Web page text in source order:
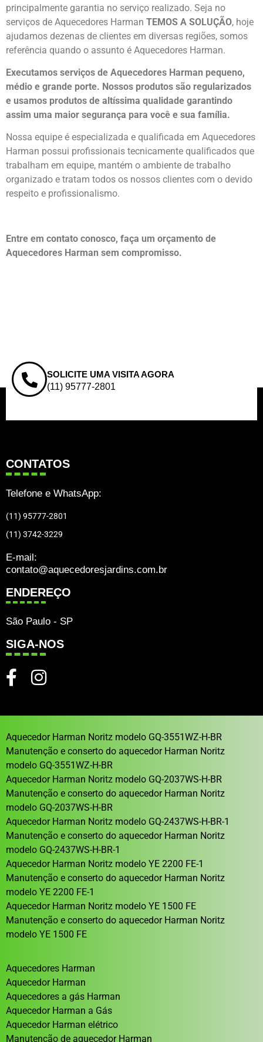
principalmente garantia no serviço realizado. Seja no
serviços de Aquecedores Harman TEMOS A SOLUÇÃO, hoje
ajudamos dezenas de clientes em diversas regiões, somos
referência quando o assunto é Aquecedores Harman.
Executamos serviços de Aquecedores Harman pequeno,
médio e grande porte. Nossos produtos são regularizados
e usamos produtos de altíssima qualidade garantindo
assim uma maior segurança para você e sua família.
Nossa equipe é especializada e qualificada em Aquecedores
Harman possui profissionais tecnicamente qualificados que
trabalham em equipe, mantém o ambiente de trabalho
organizado e tratam todos os nossos clientes com o devido
respeito e profissionalismo.
Entre em contato conosco, faça um orçamento de
Aquecedores Harman sem compromisso.
SOLICITE UMA VISITA AGORA
(11) 95777-2801
CONTATOS
Telefone e WhatsApp:
(11) 95777-2801
(11) 3742-3229
E-mail:
contato@aquecedoresjardins.com.br
ENDEREÇO
São Paulo - SP
SIGA-NOS
Aquecedor Harman Noritz modelo GQ-3551WZ-H-BR
Manutenção e conserto do aquecedor Harman Noritz
modelo GQ-3551WZ-H-BR
Aquecedor Harman Noritz modelo GQ-2037WS-H-BR
Manutenção e conserto do aquecedor Harman Noritz
modelo GQ-2037WS-H-BR
Aquecedor Harman Noritz modelo GQ-2437WS-H-BR-1
Manutenção e conserto do aquecedor Harman Noritz
modelo GQ-2437WS-H-BR-1
Aquecedor Harman Noritz modelo YE 2200 FE-1
Manutenção e conserto do aquecedor Harman Noritz
modelo YE 2200 FE-1
Aquecedor Harman Noritz modelo YE 1500 FE
Manutenção e conserto do aquecedor Harman Noritz
modelo YE 1500 FE
Aquecedores Harman
Aquecedor Harman
Aquecedores a gás Harman
Aquecedor Harman a Gás
Aquecedor Harman elétrico
Manutenção de aquecedor Harman